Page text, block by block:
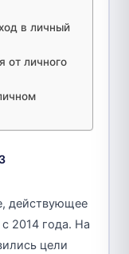
в личный
от личного
действующее
2014 года. На
цели